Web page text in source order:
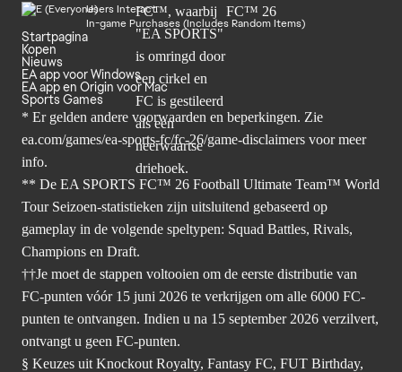
Users Interact
In-game Purchases (Includes Random Items)
Startpagina
Kopen
Nieuws
EA app voor Windows
EA app en Origin voor Mac
Sports Games
* Er gelden andere voorwaarden en beperkingen. Zie
ea.com/games/ea-sports-fc/fc-26/game-disclaimers voor meer
info.
** De EA SPORTS FC™ 26 Football Ultimate Team™ World
Tour Seizoen-statistieken zijn uitsluitend gebaseerd op
gameplay in de volgende speltypen: Squad Battles, Rivals,
Champions en Draft.
††Je moet de stappen voltooien om de eerste distributie van
FC-punten vóór 15 juni 2026 te verkrijgen om alle 6000 FC-
punten te ontvangen. Indien u na 15 september 2026 verzilvert,
ontvangt u geen FC-punten.
§ Keuzes uit Knockout Royalty, Fantasy FC, FUT Birthday,